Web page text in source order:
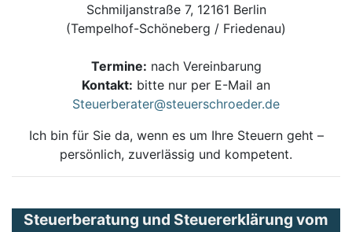
Schmiljanstraße 7, 12161 Berlin
(Tempelhof-Schöneberg / Friedenau)
Termine: nach Vereinbarung
Kontakt: bitte nur per E-Mail an
Steuerberater@steuerschroeder.de
Ich bin für Sie da, wenn es um Ihre Steuern geht –
persönlich, zuverlässig und kompetent.
Steuerberatung und Steuererklärung vom